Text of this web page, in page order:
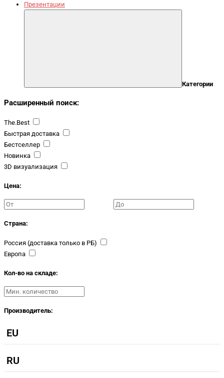
Презентации
Категории
Расширенный поиск:
The.Best
Быстрая доставка
Бестселлер
Новинка
3D визуализация
Цена:
Страна:
Россия (доставка только в РБ)
Европа
Кол-во на складе:
Производитель:
EU
RU